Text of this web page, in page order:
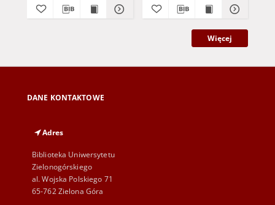
Więcej
DANE KONTAKTOWE
Adres
Biblioteka Uniwersytetu
Zielonogórskiego
al. Wojska Polskiego 71
65-762 Zielona Góra